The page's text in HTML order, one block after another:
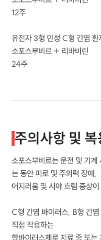
12주
유전자 3형 만성 C형 간염 환
소포스부비르 + 리바비린
24주
주의사항 및
소포스부비르는 운전 및 기
는 동안 피로 및 주의력 장애,
어지러움 및 시야 흐림 증상
C형 간염 바이러스, B형 간
직접 작용하는
항바이러스제로 치료 중 또는